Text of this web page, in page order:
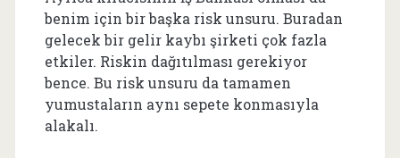
benim için bir başka risk unsuru. Buradan
gelecek bir gelir kaybı şirketi çok fazla
etkiler. Riskin dağıtılması gerekiyor
bence. Bu risk unsuru da tamamen
yumustaların aynı sepete konmasıyla
alakalı.